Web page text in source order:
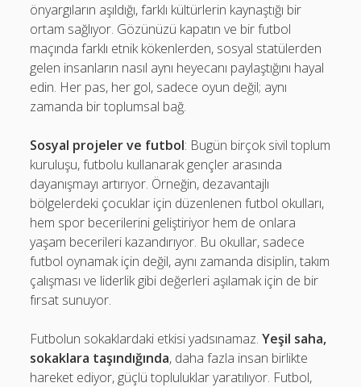
önyargıların aşıldığı, farklı kültürlerin kaynaştığı bir
ortam sağlıyor. Gözünüzü kapatın ve bir futbol
maçında farklı etnik kökenlerden, sosyal statülerden
gelen insanların nasıl aynı heyecanı paylaştığını hayal
edin. Her pas, her gol, sadece oyun değil; aynı
zamanda bir toplumsal bağ.
Sosyal projeler ve futbol: Bugün birçok sivil toplum
kuruluşu, futbolu kullanarak gençler arasında
dayanışmayı artırıyor. Örneğin, dezavantajlı
bölgelerdeki çocuklar için düzenlenen futbol okulları,
hem spor becerilerini geliştiriyor hem de onlara
yaşam becerileri kazandırıyor. Bu okullar, sadece
futbol oynamak için değil, aynı zamanda disiplin, takım
çalışması ve liderlik gibi değerleri aşılamak için de bir
fırsat sunuyor.
Futbolun sokaklardaki etkisi yadsınamaz.Yeşil saha,
sokaklara taşındığında, daha fazla insan birlikte
hareket ediyor, güçlü topluluklar yaratılıyor. Futbol,